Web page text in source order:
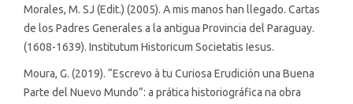
Morales, M. SJ (Edit.) (2005). A mis manos han llegado. Cartas
de los Padres Generales a la antigua Provincia del Paraguay.
(1608-1639). Institutum Historicum Societatis Iesus.
Moura, G. (2019). “Escrevo à tu Curiosa Erudición una Buena
Parte del Nuevo Mundo”: a prática historiográfica na obra